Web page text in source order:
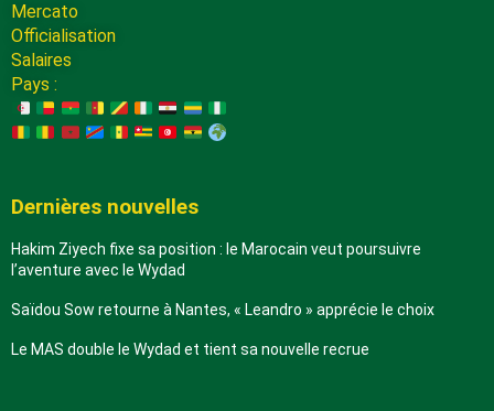
Mercato
Officialisation
Salaires
Pays :
Dernières nouvelles
Hakim Ziyech fixe sa position : le Marocain veut poursuivre
l’aventure avec le Wydad
Saïdou Sow retourne à Nantes, « Leandro » apprécie le choix
Le MAS double le Wydad et tient sa nouvelle recrue